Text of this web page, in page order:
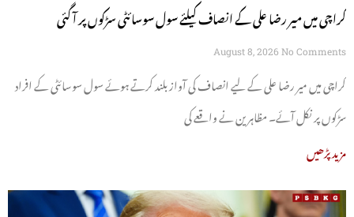
کراچی میں میر رضا علی کے انصاف کیلئے سول سوسائٹی سڑکوں پر آ گئی
August 8, 2026 No Comments
کراچی میں میر رضا علی کے لیے انصاف کی آواز بلند کرتے ہوئے سول سوسائٹی کے افراد
سڑکوں پر نکل آئے۔ مظاہرین نے واقعے کی
مزید پڑھیں